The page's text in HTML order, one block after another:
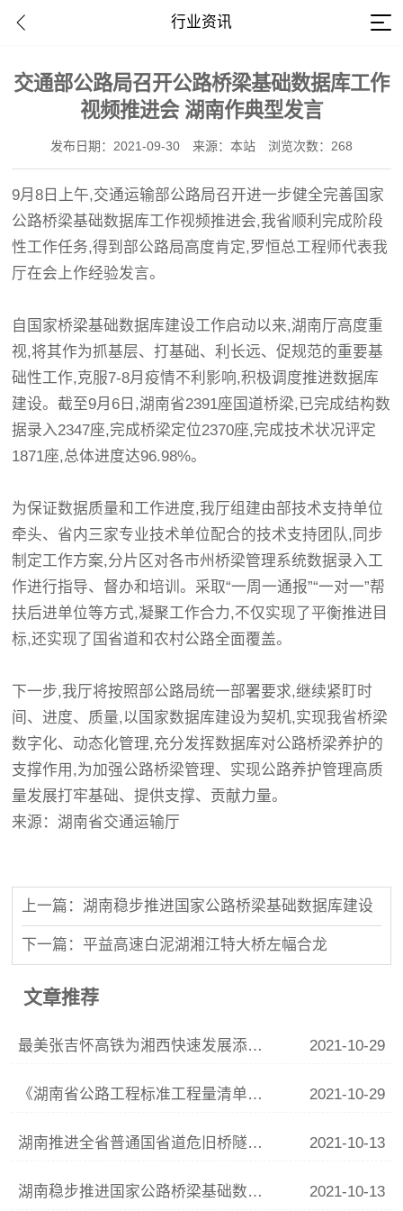
行业资讯
交通部公路局召开公路桥梁基础数据库工作
视频推进会 湖南作典型发言
发布日期：2021-09-30 来源：本站 浏览次数：268
9月8日上午,交通运输部公路局召开进一步健全完善国家
公路桥梁基础数据库工作视频推进会,我省顺利完成阶段
性工作任务,得到部公路局高度肯定,罗恒总工程师代表我
厅在会上作经验发言。
自国家桥梁基础数据库建设工作启动以来,湖南厅高度重
视,将其作为抓基层、打基础、利长远、促规范的重要基
础性工作,克服7-8月疫情不利影响,积极调度推进数据库
建设。截至9月6日,湖南省2391座国道桥梁,已完成结构数
据录入2347座,完成桥梁定位2370座,完成技术状况评定
1871座,总体进度达96.98%。
为保证数据质量和工作进度,我厅组建由部技术支持单位
牵头、省内三家专业技术单位配合的技术支持团队,同步
制定工作方案,分片区对各市州桥梁管理系统数据录入工
作进行指导、督办和培训。采取“一周一通报”“一对一”帮
扶后进单位等方式,凝聚工作合力,不仅实现了平衡推进目
标,还实现了国省道和农村公路全面覆盖。
下一步,我厅将按照部公路局统一部署要求,继续紧盯时
间、进度、质量,以国家数据库建设为契机,实现我省桥梁
数字化、动态化管理,充分发挥数据库对公路桥梁养护的
支撑作用,为加强公路桥梁管理、实现公路养护管理高质
量发展打牢基础、提供支撑、贡献力量。
来源：湖南省交通运输厅
上一篇：湖南稳步推进国家公路桥梁基础数据库建设
下一篇：平益高速白泥湖湘江特大桥左幅合龙
文章推荐
最美张吉怀高铁为湘西快速发展添加“催化剂” 2021-10-29
《湖南省公路工程标准工程量清单计量规则》评审会顺利召开 2021-10-29
湖南推进全省普通国省道危旧桥隧改造 2021-10-13
湖南稳步推进国家公路桥梁基础数据库建设 2021-10-13